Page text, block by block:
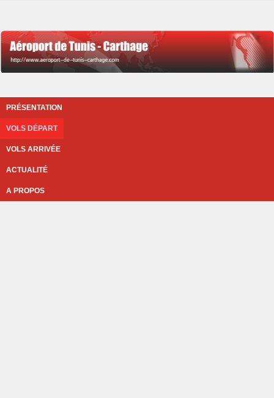
PRÉSENTATION
VOLS DÉPART
VOLS ARRIVÉE
ACTUALITÉ
A PROPOS